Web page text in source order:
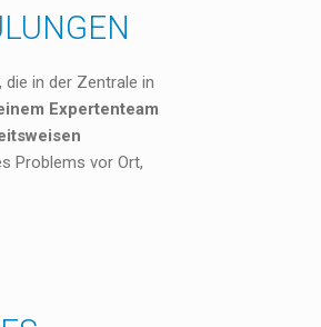
die in der Zentrale in
Expertenteam
Problems vor Ort,